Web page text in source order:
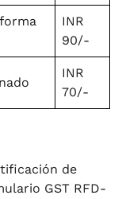
INR
90/-
INR
70/-
de
GST RFD-